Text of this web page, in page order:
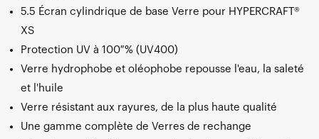
5.5 Écran cylindrique de base Verre pour HYPERCRAFT®
XS
Protection UV à 100 % (UV400)
Verre hydrophobe et oléophobe repousse l'eau, la saleté
et l'huile
Verre résistant aux rayures, de la plus haute qualité
Une gamme complète de Verres de rechange